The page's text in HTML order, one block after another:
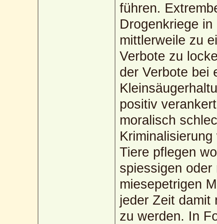
führen.
Drogenkriege
mittlerweile zu
Verbote zu
der Verbote bei
positiv
moralisch
Tiere pflegen
spiessigen
miesepetrigen
jeder Zeit damit
zu werden. In